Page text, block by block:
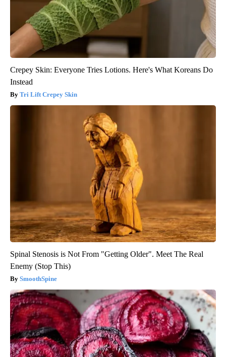
Crepey Skin: Everyone Tries Lotions. Here's What Koreans Do
Instead
Tri Lift Crepey Skin
Spinal Stenosis is Not From "Getting Older". Meet The Real
Enemy (Stop This)
SmoothSpine